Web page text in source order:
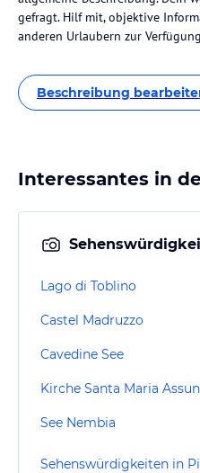
gefragt. Hilf mit, objektive
anderen Urlaubern zur
Beschreibung
Interessantes in
Lago di Toblino
Castel Madruzzo
Cavedine See
See Nembia
Sehenswürdigkeiten in